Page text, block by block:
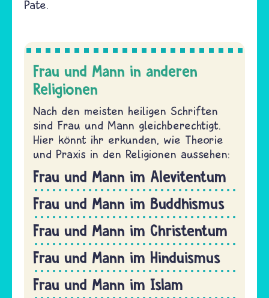
Pate.
Frau und Mann in anderen
Religionen
Nach den meisten heiligen Schriften
sind Frau und Mann gleichberechtigt.
Hier könnt ihr erkunden, wie Theorie
und Praxis in den Religionen aussehen:
Frau und Mann im Alevitentum
Frau und Mann im Buddhismus
Frau und Mann im Christentum
Frau und Mann im Hinduismus
Frau und Mann im Islam